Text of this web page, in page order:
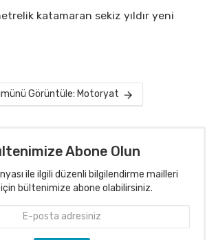
katamaran sekiz yıldır yeni
Görüntüle: Motoryat
Abone Olun
ile ilgili düzenli bilgilendirme mailleri
bültenimize abone olabilirsiniz.